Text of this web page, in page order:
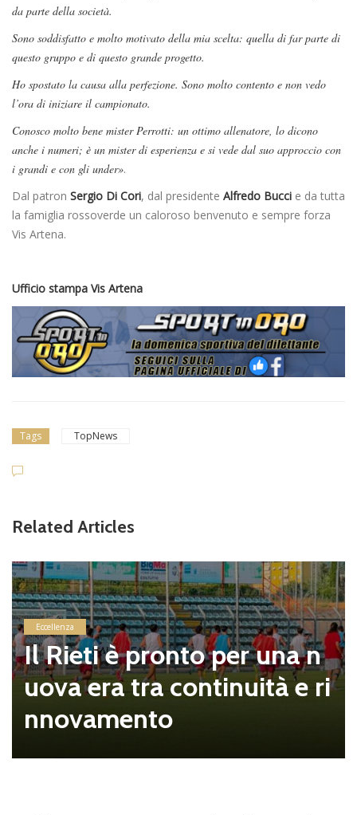
da parte della società.
Sono soddisfatto e molto motivato della mia scelta: quella di far parte di
questo gruppo e di questo grande progetto.
Ho spostato la causa alla perfezione. Sono molto contento e non vedo
l’ora di iniziare il campionato.
Conosco molto bene mister Perrotti: un ottimo allenatore, lo dicono
anche i numeri; è un mister di esperienza e si vede dal suo approccio con
i grandi e con gli under».
Dal patron Sergio Di Cori, dal presidente Alfredo Bucci e da tutta
la famiglia rossoverde un caloroso benvenuto e sempre forza
Vis Artena.
Ufficio stampa Vis Artena
Tags TopNews
Related Articles
Eccellenza
Il Rieti è pronto per una n
uova era tra continuità e ri
nnovamento